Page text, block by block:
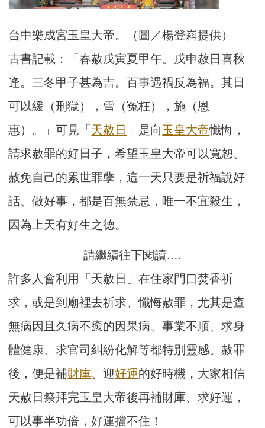
台中樂成宮玉皇大帝。（圖／楊登嵙提供）
古書記載：「春赦戊寅夏甲午。戊申赦日喜秋
逢。三冬甲子甚為吉。百事遇禍反為福。其日
可以緩（刑獄），雪（冤枉），施（恩
惠）。」可見「 天赦日 」是向玉皇大帝懺悔，
請求赦罪的好日子，希望玉皇大帝可以寬恕、
赦免自己的累世罪孽，這一天只要是祈福說好
話、做好事，都是百無禁忌，唯一不宜殺生，
因為上天有好生之德。
請繼續往下閱讀….
許多人會利用「天赦日」在住家門口焚香祈
求，或是到廟裡去祈求、懺悔赦罪，尤其是查
無病因且久病不癒的因果病、事業不順、求身
體健康、求官司糾紛化解等都特別靈感。赦罪
後，便是補財庫、迎好運的好時機，大家相信
天赦日祭拜完玉皇大帝後再補財庫、求好運，
可以事半功倍，好運擋不住！